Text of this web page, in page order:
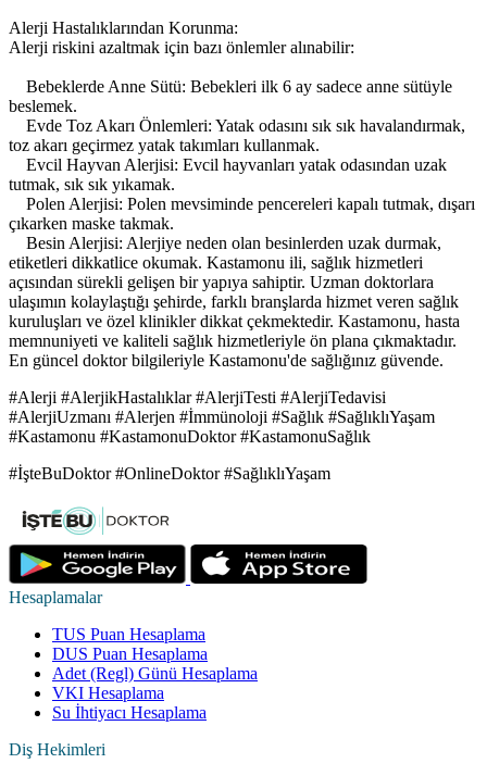
Alerji Hastalıklarından Korunma:
Alerji riskini azaltmak için bazı önlemler alınabilir:
Bebeklerde Anne Sütü: Bebekleri ilk 6 ay sadece anne sütüyle
beslemek.
Evde Toz Akarı Önlemleri: Yatak odasını sık sık havalandırmak,
toz akarı geçirmez yatak takımları kullanmak.
Evcil Hayvan Alerjisi: Evcil hayvanları yatak odasından uzak
tutmak, sık sık yıkamak.
Polen Alerjisi: Polen mevsiminde pencereleri kapalı tutmak, dışarı
çıkarken maske takmak.
Besin Alerjisi: Alerjiye neden olan besinlerden uzak durmak,
etiketleri dikkatlice okumak. Kastamonu ili, sağlık hizmetleri
açısından sürekli gelişen bir yapıya sahiptir. Uzman doktorlara
ulaşımın kolaylaştığı şehirde, farklı branşlarda hizmet veren sağlık
kuruluşları ve özel klinikler dikkat çekmektedir. Kastamonu, hasta
memnuniyeti ve kaliteli sağlık hizmetleriyle ön plana çıkmaktadır.
En güncel doktor bilgileriyle Kastamonu'de sağlığınız güvende.
#Alerji #AlerjikHastalıklar #AlerjiTesti #AlerjiTedavisi
#AlerjiUzmanı #Alerjen #İmmünoloji #Sağlık #SağlıklıYaşam
#Kastamonu #KastamonuDoktor #KastamonuSağlık
#İşteBuDoktor #OnlineDoktor #SağlıklıYaşam
Hesaplamalar
TUS Puan Hesaplama
DUS Puan Hesaplama
Adet (Regl) Günü Hesaplama
VKI Hesaplama
Su İhtiyacı Hesaplama
Diş Hekimleri